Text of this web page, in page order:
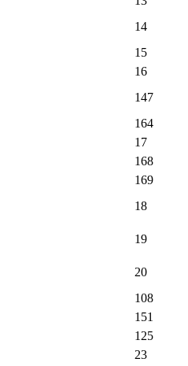
14
15
16
147
164
17
168
169
18
19
20
108
151
125
23